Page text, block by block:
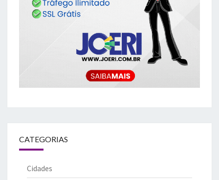
CATEGORIAS
Cidades